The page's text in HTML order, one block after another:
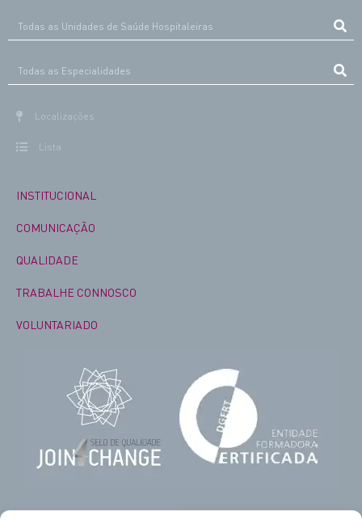
Localizações
Lista
INSTITUCIONAL
COMUNICAÇÃO
QUALIDADE
TRABALHE CONNOSCO
VOLUNTARIADO